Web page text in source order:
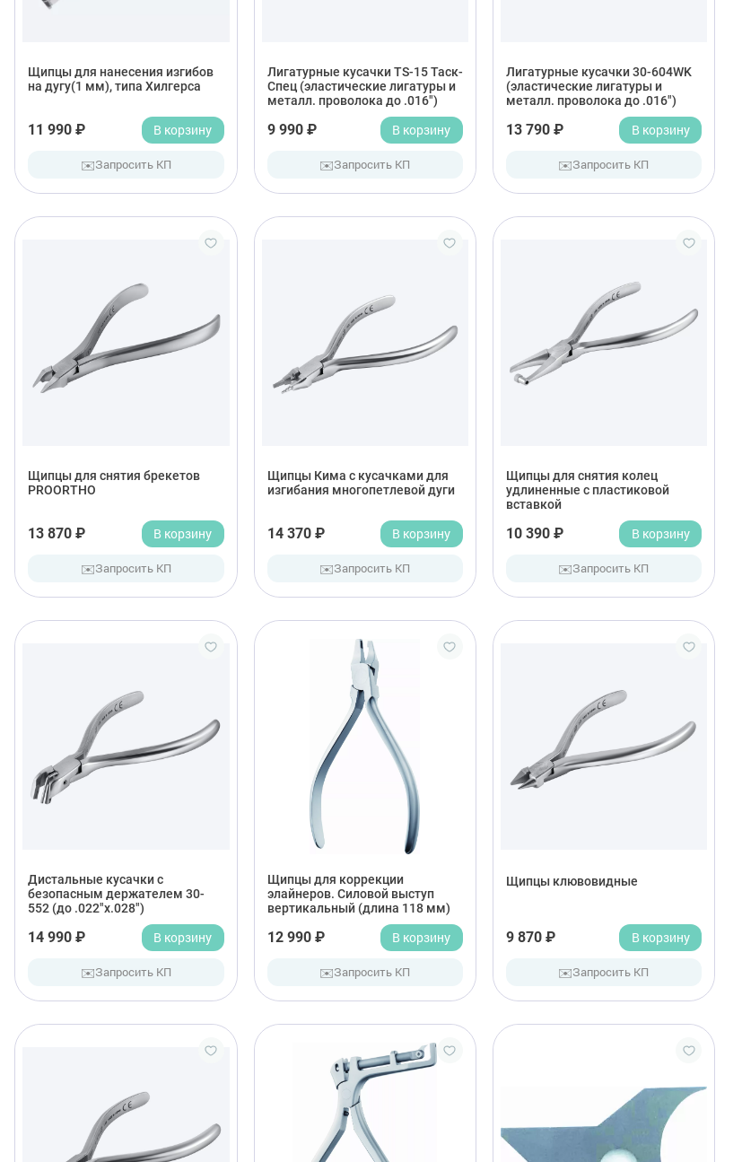
Щипцы для нанесения изгибов
на дугу(1 мм), типа Хилгерса
11 990 ₽ В корзину
✉️Запросить КП
Лигатурные кусачки TS-15 Таск-
Спец (эластические лигатуры и
металл. проволока до .016")
9 990 ₽ В корзину
✉️Запросить КП
Лигатурные кусачки 30-604WK
(эластические лигатуры и
металл. проволока до .016")
13 790 ₽ В корзину
✉️Запросить КП
Щипцы для снятия брекетов
PROORTHO
13 870 ₽ В корзину
✉️Запросить КП
Щипцы Кима с кусачками для
изгибания многопетлевой дуги
14 370 ₽ В корзину
✉️Запросить КП
Щипцы для снятия колец
удлиненные с пластиковой
вставкой
10 390 ₽ В корзину
✉️Запросить КП
Дистальные кусачки с
безопасным держателем 30-
552 (до .022"x.028")
14 990 ₽ В корзину
✉️Запросить КП
Щипцы для коррекции
элайнеров. Силовой выступ
вертикальный (длина 118 мм)
12 990 ₽ В корзину
✉️Запросить КП
Щипцы клювовидные
9 870 ₽ В корзину
✉️Запросить КП